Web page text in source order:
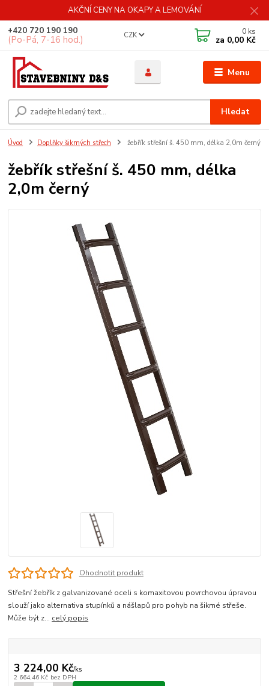
AKČNÍ CENY NA OKAPY A LEMOVÁNÍ
Menu
CZK
Hledat
+420 720 190 190
(Po-Pá, 7-16 hod.)
0 ks
za 0,00 Kč
Úvod Doplňky šikmých střech žebřík střešní š. 450 mm, délka 2,0m černý
žebřík střešní š. 450 mm, délka
2,0m černý
Ohodnotit produkt
Střešní žebřík z galvanizované oceli s komaxitovou povrchovou úpravou
slouží jako alternativa stupínků a nášlapů pro pohyb na šikmé střeše.
Může být z... celý popis
3 224,00 Kč/ks
2 664,46 Kč bez DPH